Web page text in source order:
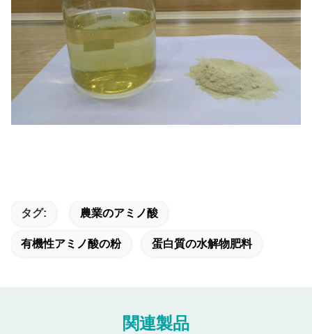
タグ: 農業のアミノ酸
有機性アミノ酸の粉 蛋白質の水解物肥料
関連製品